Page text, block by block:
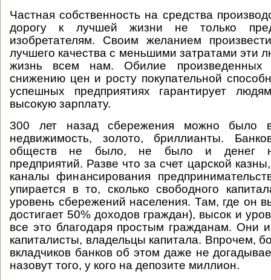
Частная собственность на средства
дорогу к лучшей жизни не только
изобретателям. Своим желанием
лучшего качества с меньшими затратами эти
жизнь всем нам. Обилие произведенных
снижению цен и росту покупательной
успешных предприятиях гарантирует
высокую зарплату.
300 лет назад сбережения можно было
недвижимость, золото, бриллианты.
обществ не было, не было и денег на
предприятий. Разве что за счет царской
каналы финансирования
упирается в то, сколько свободного
уровень сбережений населения. Там, где он
достигает 50% доходов граждан), высок и
все это благодаря простым гражданам. Они
капиталисты, владельцы капитала. Впрочем,
вкладчиков банков об этом даже не
назовут того, у кого на депозите миллион.